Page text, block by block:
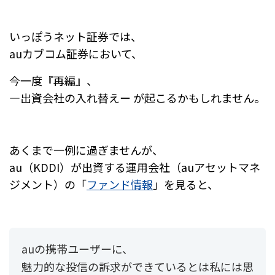
いっぽうネット証券では、
auカブコム証券において、
今一度『再編』、
―出資会社の入れ替えー が起こるかもしれません。
あくまで一例に過ぎませんが、
au（KDDI）が出資する運用会社（auアセットマネ
ジメント）の「ファンド情報」を見ると、
auの携帯ユーザーに、
魅力的な投信の訴求ができているとは私には思